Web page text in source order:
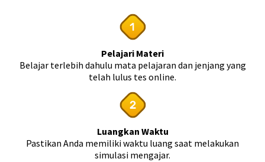
Pelajari Materi
Belajar terlebih dahulu mata pelajaran dan jenjang yang
telah lulus tes online.
Luangkan Waktu
Pastikan Anda memiliki waktu luang saat melakukan
simulasi mengajar.